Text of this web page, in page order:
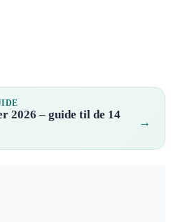
2026 – guide til de 14